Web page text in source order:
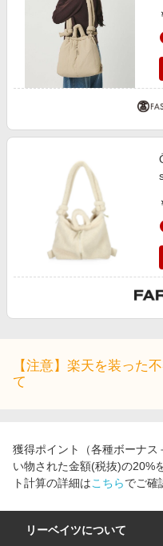
【注意】楽天を装った
て
獲得ポイント（各種ボーナ
い物された金額(税抜)の20%
ト計算の詳細はこちらでご確
リーベイツについて